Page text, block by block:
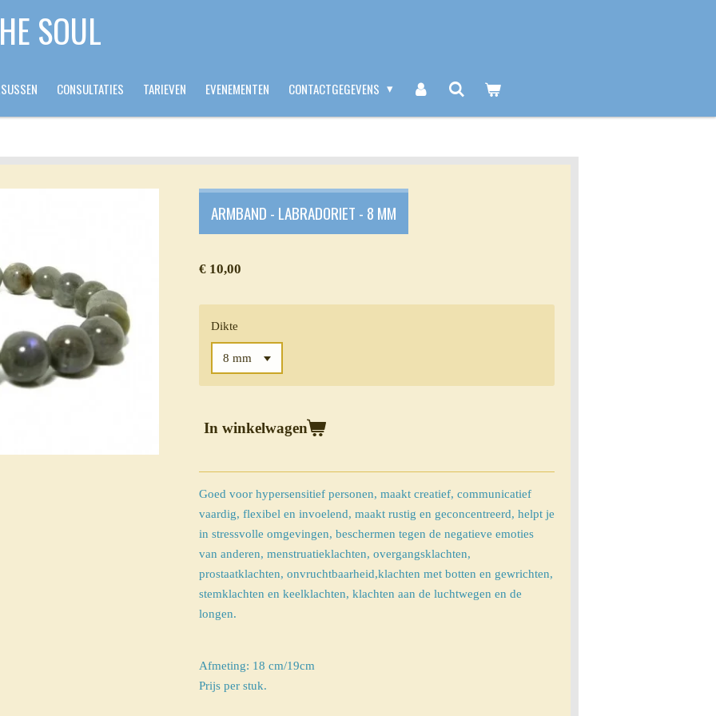
SOUL
CONSULTATIES TARIEVEN EVENEMENTEN CONTACTGEGEVENS
ARMBAND - LABRADORIET - 8 MM
€ 10,00
Dikte
In winkelwagen
Goed voor hypersensitief personen, maakt creatief, communicatief
vaardig, flexibel en invoelend, maakt rustig en geconcentreerd, helpt je
in stressvolle omgevingen, beschermen tegen de negatieve emoties
van anderen, menstruatieklachten, overgangsklachten,
prostaatklachten, onvruchtbaarheid,klachten met botten en gewrichten,
stemklachten en keelklachten, klachten aan de luchtwegen en de
longen.
Afmeting: 18 cm/19cm
Prijs per stuk.